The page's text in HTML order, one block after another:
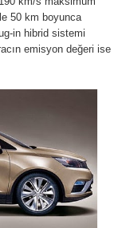
50 km boyunca
in hibrid sistemi
emisyon değeri ise